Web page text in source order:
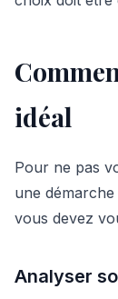
idéal
Pour ne pas
une
vous devez
Analyser